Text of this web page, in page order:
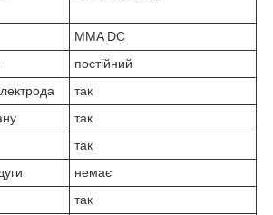
MMA DC
постійний
так
так
так
немає
так